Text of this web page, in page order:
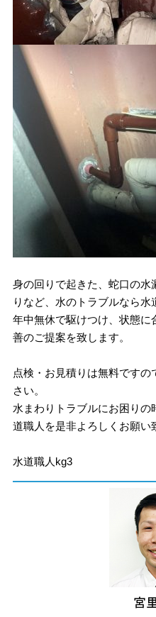
身の回りで起きた、蛇口の水
りなど、水のトラブルなら水
年中無休で駆けつけ、状態
善のご提案を致します。
点検・お見積りは無料です
さい。
水まわりトラブルにお困り
道職人を是非よろしくお願い
水道職人kg3